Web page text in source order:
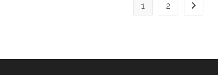
1 2 Vai alla